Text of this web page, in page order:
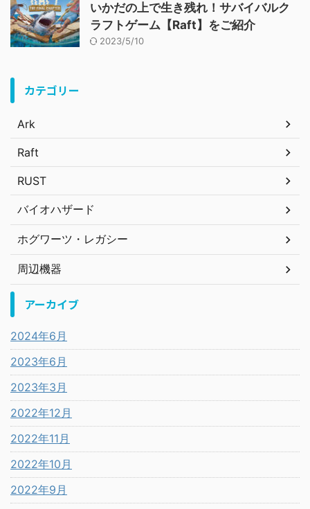
いかだの上で生き残れ！サバイバルク
ラフトゲーム【Raft】をご紹介
2023/5/10
カテゴリー
Ark
Raft
RUST
バイオハザード
ホグワーツ・レガシー
周辺機器
アーカイブ
2024年6月
2023年6月
2023年3月
2022年12月
2022年11月
2022年10月
2022年9月